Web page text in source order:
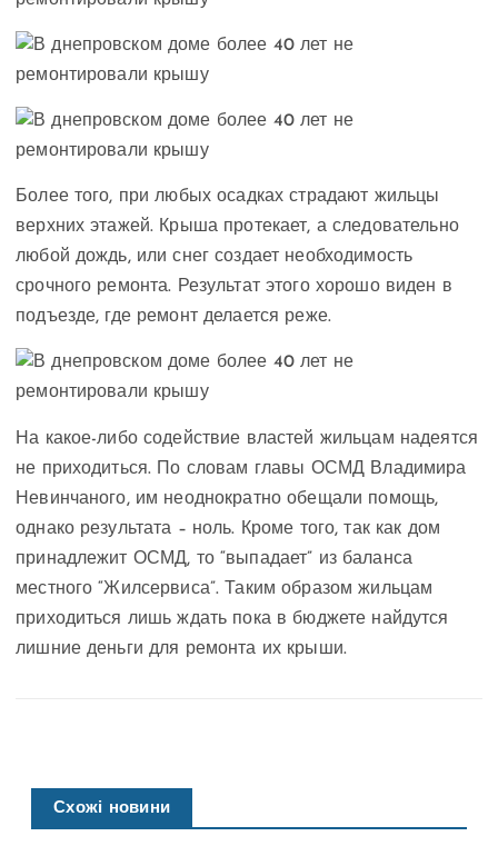
Более того, при любых осадках страдают жильцы
верхних этажей. Крыша протекает, а следовательно
любой дождь, или снег создает необходимость
срочного ремонта. Результат этого хорошо виден в
подъезде, где ремонт делается реже.
На какое-либо содействие властей жильцам надеятся
не приходиться. По словам главы ОСМД Владимира
Невинчаного, им неоднократно обещали помощь,
однако результата – ноль. Кроме того, так как дом
принадлежит ОСМД, то “выпадает” из баланса
местного “Жилсервиса”. Таким образом жильцам
приходиться лишь ждать пока в бюджете найдутся
лишние деньги для ремонта их крыши.
Схожі новини